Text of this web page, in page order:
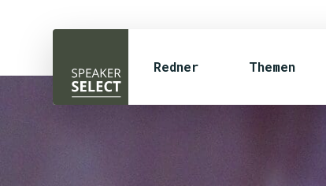
Redner Themen